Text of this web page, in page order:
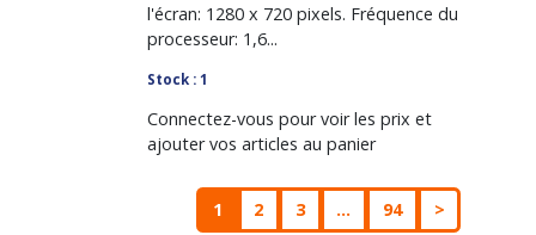
l'écran: 1280 x 720 pixels. Fréquence du
processeur: 1,6...
Stock : 1
Connectez-vous pour voir les prix et
ajouter vos articles au panier
1 2 3 ... 94 >